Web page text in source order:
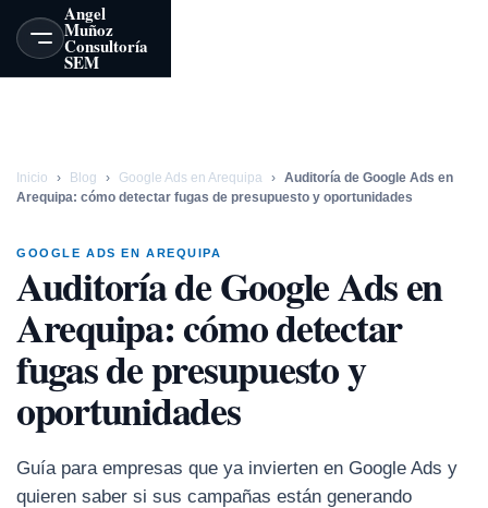
MENU
Angel
Muñoz
Consultoría
SEM
Inicio › Blog › Google Ads en Arequipa › Auditoría de Google Ads en
Arequipa: cómo detectar fugas de presupuesto y oportunidades
GOOGLE ADS EN AREQUIPA
Auditoría de Google Ads en
Arequipa: cómo detectar
fugas de presupuesto y
oportunidades
Guía para empresas que ya invierten en Google Ads y
quieren saber si sus campañas están generando